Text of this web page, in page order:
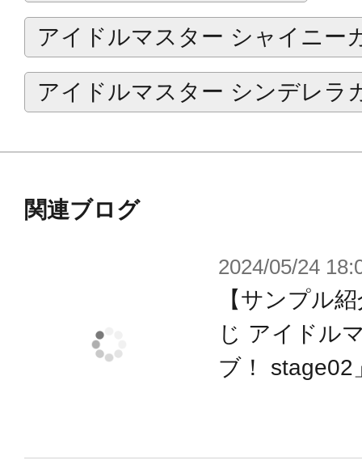
※こちらはコトブキヤショップ限定
※画像は開発中のイメージ画像です
す。
アイドルマスター シャイニー
アイドルマスター シンデレラ
関連ブログ
2024/05/24
【サンプル
じ アイドル
ブ！ stage02